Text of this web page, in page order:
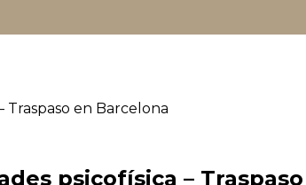
psicofísica –